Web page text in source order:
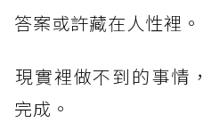
​答案或許藏在人性裡。
現實裡做不到的事情
完成。